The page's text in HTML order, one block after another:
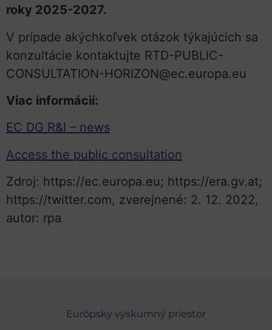
roky 2025-2027.
V prípade akýchkoľvek otázok týkajúcich sa
konzultácie kontaktujte RTD-PUBLIC-
CONSULTATION-HORIZON@ec.europa.eu
Viac informácií:
EC DG R&I – news
Access the public consultation
Zdroj: https://ec.europa.eu; https://era.gv.at;
https://twitter.com, zverejnené: 2. 12. 2022,
autor: rpa
Európsky výskumný priestor